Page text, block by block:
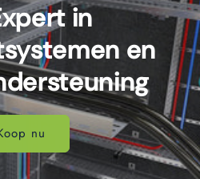
in
en
nu